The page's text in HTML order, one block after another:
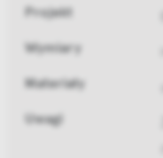
Projekt
Wymiary
Materiały
Uwagi